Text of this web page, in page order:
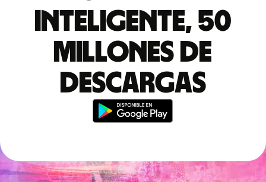
inteligente, 50
millones de
descargas